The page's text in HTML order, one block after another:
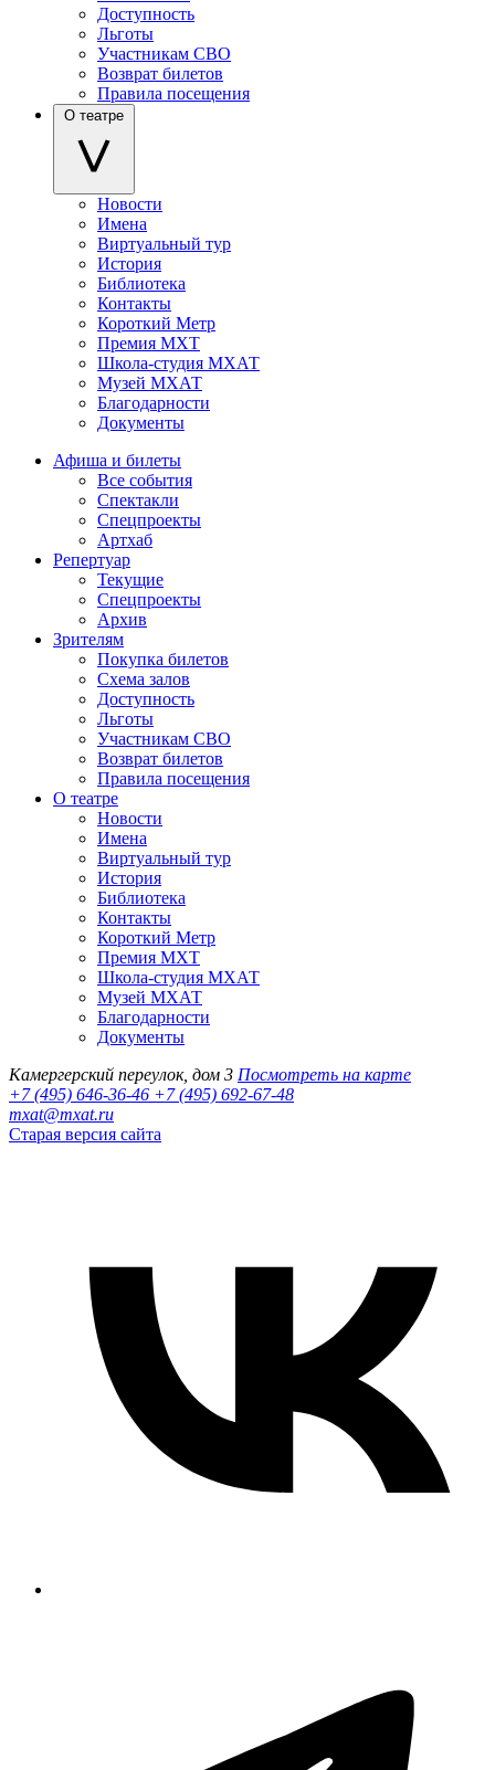
Доступность
Льготы
Участникам СВО
Возврат билетов
Правила посещения
О театре
Новости
Имена
Виртуальный тур
История
Библиотека
Контакты
Короткий Метр
Премия МХТ
Школа-студия МХАТ
Музей МХАТ
Благодарности
Документы
Афиша и билеты
Все события
Спектакли
Спецпроекты
Артхаб
Репертуар
Текущие
Спецпроекты
Архив
Зрителям
Покупка билетов
Схема залов
Доступность
Льготы
Участникам СВО
Возврат билетов
Правила посещения
О театре
Новости
Имена
Виртуальный тур
История
Библиотека
Контакты
Короткий Метр
Премия МХТ
Школа-студия МХАТ
Музей МХАТ
Благодарности
Документы
Камергерский переулок, дом 3 Посмотреть на карте
+7 (495) 646-36-46 +7 (495) 692-67-48‬
mxat@mxat.ru
Старая версия сайта